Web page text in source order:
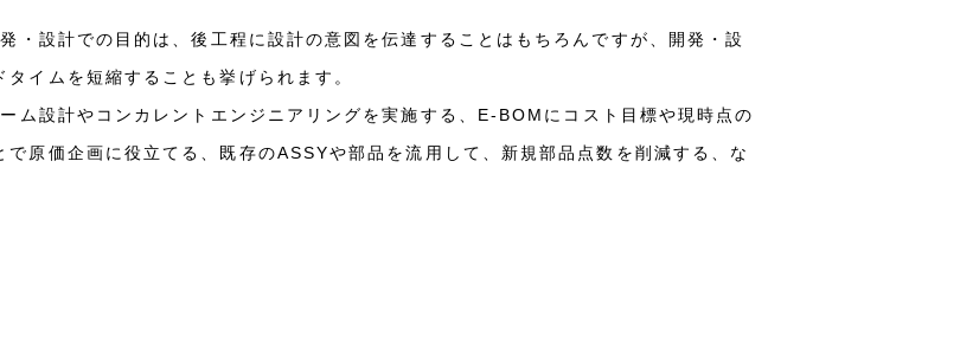
・設計での目的は、後工程に設計の意図を伝達することはもちろんですが、開発・設
イムを短縮することも挙げられます。
ム設計やコンカレントエンジニアリングを実施する、E-BOMにコスト目標や現時点の
原価企画に役立てる、既存のASSYや部品を流用して、新規部品点数を削減する、な